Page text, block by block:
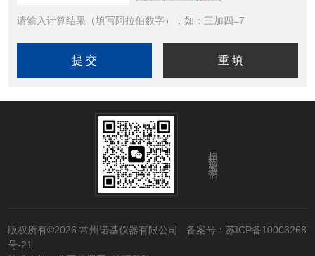
请输入计算结果（填写阿拉伯数字），如：三加四=7
扫码添加微信
版权所有©2026 常州诺基仪器有限公司 备案号：苏ICP备10003268
号-21